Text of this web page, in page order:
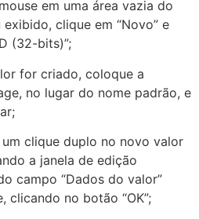
em uma área vazia do
clique em “Novo” e
(32-bits)”;
for criado, coloque a
no lugar do nome padrão, e
um clique duplo no novo valor
a janela de edição
campo “Dados do valor”
clicando no botão “OK”;